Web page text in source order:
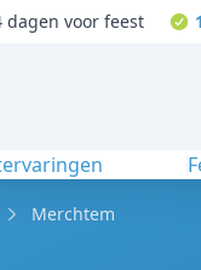
dagen voor feest
Merchtem